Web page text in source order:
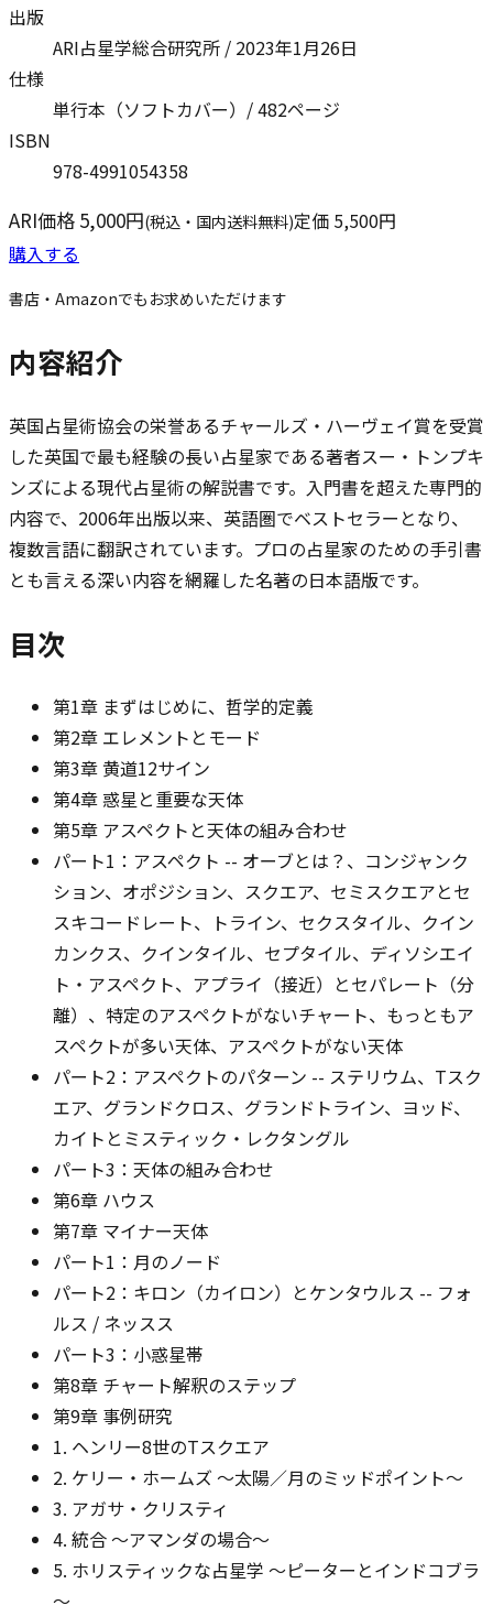
出版
ARI占星学総合研究所 / 2023年1月26日
仕様
単行本（ソフトカバー）/482ページ
ISBN
978-4991054358
ARI価格 5,000円(税込・国内送料無料)定価 5,500円
購入する
書店・Amazonでもお求めいただけます
内容紹介
英国占星術協会の栄誉あるチャールズ・ハーヴェイ賞を受賞
した英国で最も経験の長い占星家である著者スー・トンプキ
ンズによる現代占星術の解説書です。入門書を超えた専門的
内容で、2006年出版以来、英語圏でベストセラーとなり、
複数言語に翻訳されています。プロの占星家のための手引書
とも言える深い内容を網羅した名著の日本語版です。
目次
第1章 まずはじめに、哲学的定義
第2章 エレメントとモード
第3章 黄道12サイン
第4章 惑星と重要な天体
第5章 アスペクトと天体の組み合わせ
パート1：アスペクト -- オーブとは？、コンジャンク
ション、オポジション、スクエア、セミスクエアとセ
スキコードレート、トライン、セクスタイル、クイン
カンクス、クインタイル、セプタイル、ディソシエイ
ト・アスペクト、アプライ（接近）とセパレート（分
離）、特定のアスペクトがないチャート、もっともア
スペクトが多い天体、アスペクトがない天体
パート2：アスペクトのパターン -- ステリウム、Tスク
エア、グランドクロス、グランドトライン、ヨッド、
カイトとミスティック・レクタングル
パート3：天体の組み合わせ
第6章 ハウス
第7章 マイナー天体
パート1：月のノード
パート2：キロン（カイロン）とケンタウルス -- フォ
ルス / ネッスス
パート3：小惑星帯
第8章 チャート解釈のステップ
第9章 事例研究
1. ヘンリー8世のTスクエア
2. ケリー・ホームズ ～太陽／月のミッドポイント～
3. アガサ・クリスティ
4. 統合 ～アマンダの場合～
5. ホリスティックな占星学 ～ピーターとインドコブラ
～